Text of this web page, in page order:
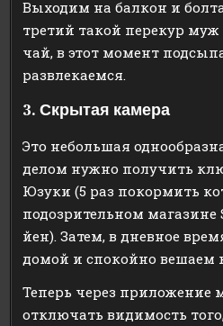
Выходим на балкон и
третий такой перекур муж
чай, в этот момент
развлекаемся.
3. Скрытая камера
Это небольшая
делом нужно получить
Юзуки (5 раз покормить
подозрительном магазине
йен). Затем, в дневное
домой и спокойно вешаем
Теперь через приложение
отключать видимость